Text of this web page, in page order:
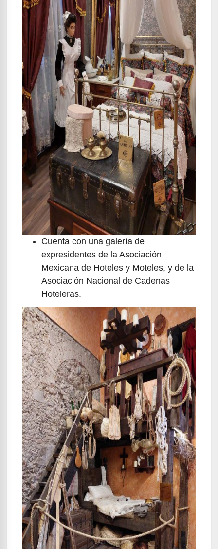
Cuenta con una galería de
expresidentes de la Asociación
Mexicana de Hoteles y Moteles, y de la
Asociación Nacional de Cadenas
Hoteleras.